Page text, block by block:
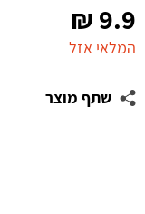
9.9
₪
המלאי אזל
שתף מוצר